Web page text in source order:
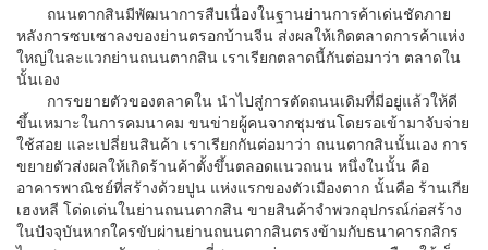
ถนนตากสินมีพัฒนาการสืบเนื่องในฐานย่านการค้าเด่นชัดภาย
หลังการซบเซาลงของย่านตรอกบ้านจีน ส่งผลให้เกิดตลาดการค้าแห่ง
ใหญ่ในละแวกย่านถนนตากสิน เราเรียกตลาดนี้กันต่อมาว่า ตลาดใน
นั้นเอง
การขยายตัวของตลาดใน นำไปสู่การตัดถนนเดิมที่มีอยู่แล้วให้ดี
ขึ้นเหมาะในการคมนาคม ขนข่ายผู้คนจากชุมชนโดยรอเข้ามาจับจ่าย
ใช้สอย และเปลี่ยนสินค้า เราเรียกกันต่อมาว่า ถนนตากสินนั้นเอง การ
ขยายตัวส่งผลให้เกิดร้านค้าตั้งขึ้นตลอดแนวถนน หนึ่งในนั้น คือ
อาคารพาณิชย์ที่สร้างด้วยปูน แห่งแรกของตัวเมืองตาก นั้นคือ ร้านเกีย
เฮงหลี โด่ดเด่นในย่านถนนตากสิน ขายสินค้าจำพวกอุปกรณ์ก่อสร้าง
ในปัจจุบันหากใครขับผ่านย่านถนนตากสินตรงข้ามกับธนาคารกสิกร